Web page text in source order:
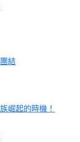
結
崛起的時機！